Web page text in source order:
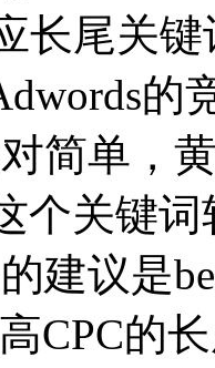
长尾关
简单，
个关键
建议是
CPC的